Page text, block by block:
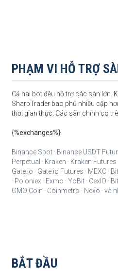
PHẠM VI HỖ TRỢ
Cả hai bot đều hỗ trợ các sàn lớn.
SharpTrader bao phủ nhiều cặp
thời gian thực. Các sàn chính có
{%exchanges%}
Binance Spot · Binance USDT
Perpetual · Kraken · Kraken Futures
Gate.io · Gate.io Futures · MEXC ·
· Poloniex · Exmo · YoBit · CexIO ·
GMO Coin · Coinmetro · Nexo · và
BẮT ĐẦU